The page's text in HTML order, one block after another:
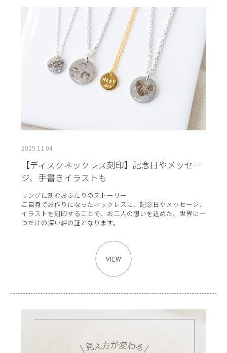
2025.11.04
【ディスクネックレス刻印】記念日やメッセー
ジ、手書きイラストも
リングに刻むおふたりのストーリー
ご自身でお作りになったネックレスに、記念日やメッセージ、
イラストを刻印することで、お二人の想いを込めた、世界に一
つだけの深い絆の証となります。